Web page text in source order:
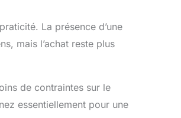
La présence d’une
mais l’achat reste plus
de contraintes sur le
essentiellement pour une